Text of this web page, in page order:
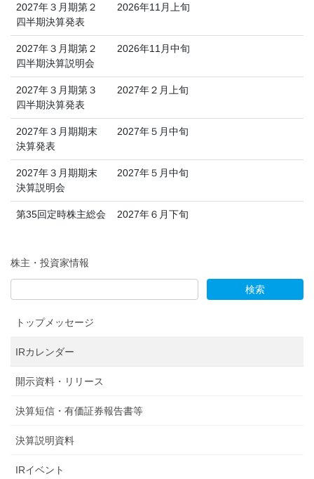
2027年３月期第２
四半期決算発表
2026年11月上旬
2027年３月期第２
四半期決算説明会
2026年11月中旬
2027年３月期第３
四半期決算発表
2027年２月上旬
2027年３月期期末
決算発表
2027年５月中旬
2027年３月期期末
決算説明会
2027年５月中旬
第35回定時株主総会 2027年６月下旬
株主・投資家情報
トップメッセージ
IRカレンダー
開示資料・リリース
決算短信・有価証券報告書等
決算説明資料
IRイベント